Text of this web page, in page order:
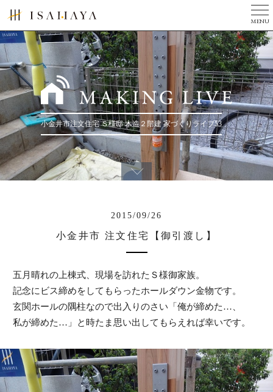
MENU
美しい家とは
完成写真集
３つのチカラ
現場ニュース
ニュース
会社案内
建築家の方へ
電話でお問い合わせ
小金井市注文住宅 Ｓ様邸 木造２階建 家づくりライブ53
2015/09/26
小金井市 注文住宅【御引渡し】
五月晴れの上棟式、現場を訪れたＳ様御家族。
記念にビス締めをしてもらったホールダウン金物です。
玄関ホールの隅柱なので出入りのさい「俺が締めた…、
私が締めた…」と時たま思い出してもらえれば幸いです。